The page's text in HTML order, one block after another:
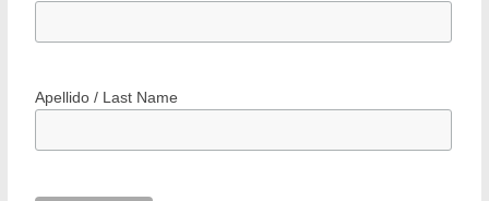
Apellido / Last Name